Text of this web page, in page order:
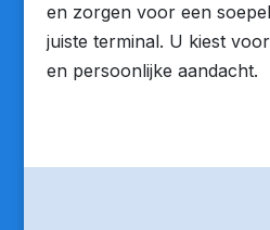
en zorgen voor een
juiste terminal. U kiest
en persoonlijke aandacht.